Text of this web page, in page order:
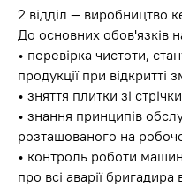
2 відділ — виробництво
До основних обов'язків
• перевірка чистоти,
продукції при відкритті
• зняття плитки зі
• знання принципів
розташованого на
• контроль роботи
про всі аварії